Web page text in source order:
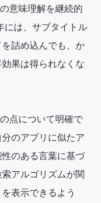
意味理解を継続的
には、サブタイトル
詰め込んでも、か
果は得られなくな
点について明確で
のアプリに似たア
のある言葉に基づ
アルゴリズムが関
表示できるよう